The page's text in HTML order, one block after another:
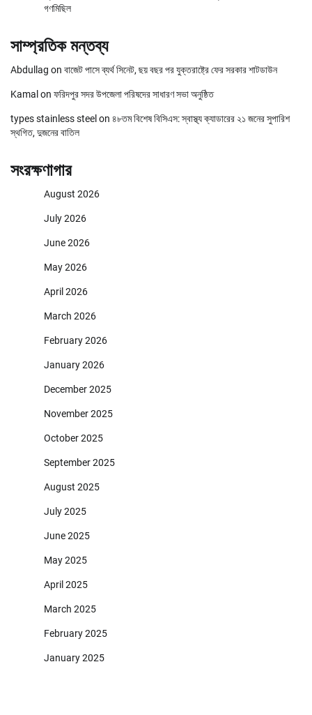
গণমিছিল
সাম্প্রতিক মন্তব্য
Abdullag on বাজেট পাসে ব্যর্থ সিনেট, ছয় বছর পর যুক্তরাষ্ট্রে ফের সরকার শাটডাউন
Kamal on ফরিদপুর সদর উপজেলা পরিষদের সাধারণ সভা অনুষ্ঠিত
types stainless steel on ৪৮তম বিশেষ বিসিএস: স্বাস্থ্য ক্যাডারের ২১ জনের সুপারিশ
স্থগিত, দুজনের বাতিল
সংরক্ষণাগার
August 2026
July 2026
June 2026
May 2026
April 2026
March 2026
February 2026
January 2026
December 2025
November 2025
October 2025
September 2025
August 2025
July 2025
June 2025
May 2025
April 2025
March 2025
February 2025
January 2025